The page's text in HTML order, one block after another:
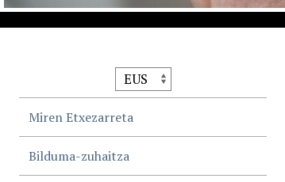
Miren Etxezarreta
Bilduma-zuhaitza